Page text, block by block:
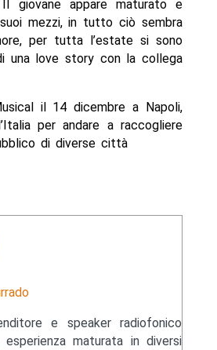
giovane appare maturato e
mezzi, in tutto ciò sembra
per tutta l’estate si sono
una love story con la collega
il 14 dicembre a Napoli,
per andare a raccogliere
di diverse città
e speaker radiofonico
maturata in diversi